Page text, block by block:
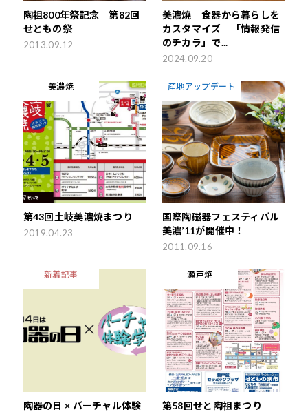
陶祖800年祭記念 第82回
せともの祭
2013.09.12
美濃焼 食器から暮らしを
カスタマイズ 「情報発信
のチカラ」で...
2024.09.20
美濃焼
第43回土岐美濃焼まつり
2019.04.23
産地アップデート
国際陶磁器フェスティバル
美濃’11が開催中！
2011.09.16
新着記事
陶器の日 × バーチャル体験
瀬戸焼
第58回せと陶祖まつり